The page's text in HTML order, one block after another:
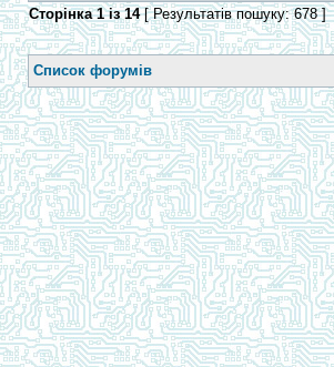
Сторінка1із14[ Результатів пошуку: 678 ]
Список форумів